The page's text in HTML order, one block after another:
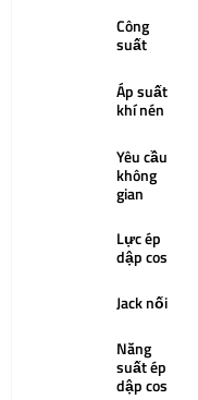
Công
suất
Áp suất
khí nén
Yêu cầu
không
gian
Lực ép
dập cos
Jack nối
Năng
suất ép
dập cos